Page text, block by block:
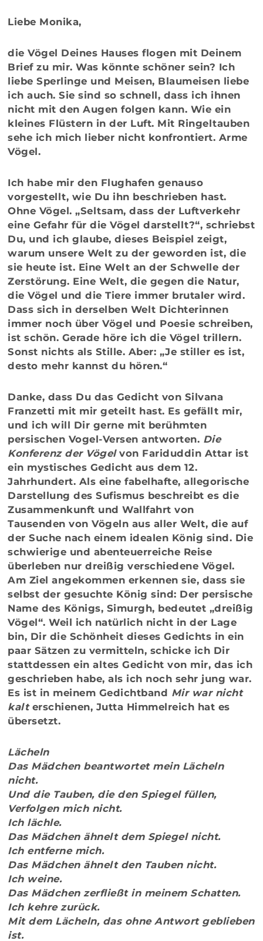
Liebe Monika,
die Vögel Deines Hauses flogen mit Deinem
Brief zu mir. Was könnte schöner sein? Ich
liebe Sperlinge und Meisen, Blaumeisen liebe
ich auch. Sie sind so schnell, dass ich ihnen
nicht mit den Augen folgen kann. Wie ein
kleines Flüstern in der Luft. Mit Ringeltauben
sehe ich mich lieber nicht konfrontiert. Arme
Vögel.
Ich habe mir den Flughafen genauso
vorgestellt, wie Du ihn beschrieben hast.
Ohne Vögel. „Seltsam, dass der Luftverkehr
eine Gefahr für die Vögel darstellt?“, schriebst
Du, und ich glaube, dieses Beispiel zeigt,
warum unsere Welt zu der geworden ist, die
sie heute ist. Eine Welt an der Schwelle der
Zerstörung. Eine Welt, die gegen die Natur,
die Vögel und die Tiere immer brutaler wird.
Dass sich in derselben Welt Dichterinnen
immer noch über Vögel und Poesie schreiben,
ist schön. Gerade höre ich die Vögel trillern.
Sonst nichts als Stille. Aber: „Je stiller es ist,
desto mehr kannst du hören.“
Danke, dass Du das Gedicht von Silvana
Franzetti mit mir geteilt hast. Es gefällt mir,
und ich will Dir gerne mit berühmten
persischen Vogel-Versen antworten. Die
Konferenz der Vögelvon Fariduddin Attar ist
ein mystisches Gedicht aus dem 12.
Jahrhundert. Als eine fabelhafte, allegorische
Darstellung des Sufismus beschreibt es die
Zusammenkunft und Wallfahrt von
Tausenden von Vögeln aus aller Welt, die auf
der Suche nach einem idealen König sind. Die
schwierige und abenteuerreiche Reise
überleben nur dreißig verschiedene Vögel.
Am Ziel angekommen erkennen sie, dass sie
selbst der gesuchte König sind: Der persische
Name des Königs, Simurgh, bedeutet „dreißig
Vögel“. Weil ich natürlich nicht in der Lage
bin, Dir die Schönheit dieses Gedichts in ein
paar Sätzen zu vermitteln, schicke ich Dir
stattdessen ein altes Gedicht von mir, das ich
geschrieben habe, als ich noch sehr jung war.
Es ist in meinem Gedichtband Mir war nicht
kalterschienen, Jutta Himmelreich hat es
übersetzt.
Lächeln
Das Mädchen beantwortet mein Lächeln
nicht.
Und die Tauben, die den Spiegel füllen,
Verfolgen mich nicht.
Ich lächle.
Das Mädchen ähnelt dem Spiegel nicht.
Ich entferne mich.
Das Mädchen ähnelt den Tauben nicht.
Ich weine.
Das Mädchen zerfließt in meinem Schatten.
Ich kehre zurück.
Mit dem Lächeln, das ohne Antwort geblieben
ist.